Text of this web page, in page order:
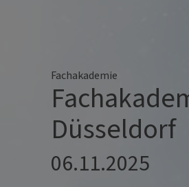
Fachakademie
Düsseldorf
06.11.2025